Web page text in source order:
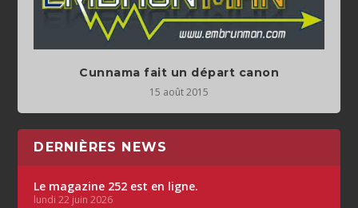
Cunnama fait un départ canon
15 août 2015
DERNIÈRES NEWS
Le magazine 252 est en ligne.
lundi 22 juin 2026